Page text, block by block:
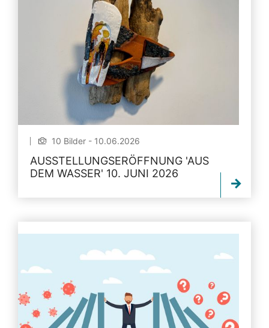
10 Bilder - 10.06.2026
AUSSTELLUNGSERÖFFNUNG 'AUS
DEM WASSER' 10. JUNI 2026